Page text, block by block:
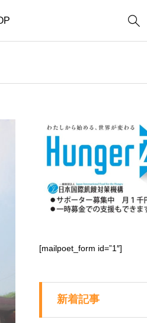

[mailpoet_form id=”1″]
新着記事